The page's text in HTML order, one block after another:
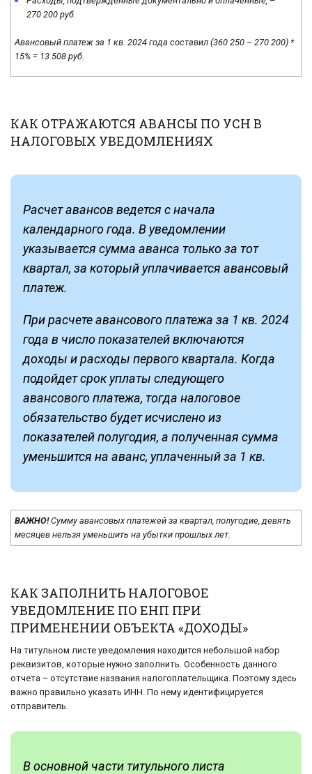
270 200 руб.
Авансовый платеж за 1 кв. 2024 года составил (360 250 – 270 200) *
15% = 13 508 руб.
КАК ОТРАЖАЮТСЯ АВАНСЫ ПО УСН В
НАЛОГОВЫХ УВЕДОМЛЕНИЯХ
Расчет авансов ведется с начала
календарного года. В уведомлении
указывается сумма аванса только за тот
квартал, за который уплачивается авансовый
платеж.
При расчете авансового платежа за 1 кв. 2024
года в число показателей включаются
доходы и расходы первого квартала. Когда
подойдет срок уплаты следующего
авансового платежа, тогда налоговое
обязательство будет исчислено из
показателей полугодия, а полученная сумма
уменьшится на аванс, уплаченный за 1 кв.
ВАЖНО! Сумму авансовых платежей за квартал, полугодие, девять
месяцев нельзя уменьшить на убытки прошлых лет.
КАК ЗАПОЛНИТЬ НАЛОГОВОЕ
УВЕДОМЛЕНИЕ ПО ЕНП ПРИ
ПРИМЕНЕНИИ ОБЪЕКТА «ДОХОДЫ»
На титульном листе уведомления находится небольшой набор
реквизитов, которые нужно заполнить. Особенность данного
отчета – отсутствие названия налогоплательщика. Поэтому здесь
важно правильно указать ИНН. По нему идентифицируется
отправитель.
В основной части титульного листа